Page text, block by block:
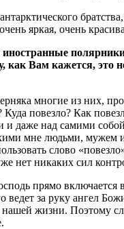
яркая, очень
как Вам кажется,
многие из них,
повезло? Как
даже над самими
мне людьми,
слово
нет никаких сил
прямо
ведет за руку ангел
нашей жизни.